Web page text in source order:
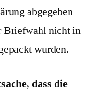
abgegeben
Briefwahl nicht in
wurden.
dass die